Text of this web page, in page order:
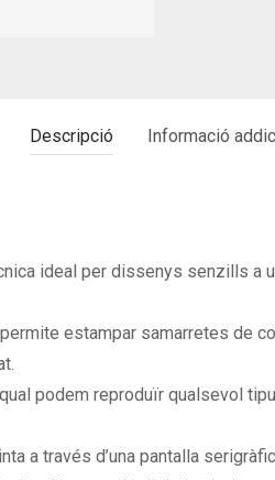
Descripció Informació
ideal per dissenys senzills
estampar samarretes de
qual podem reproduïr qualsevol
a través d’una pantalla